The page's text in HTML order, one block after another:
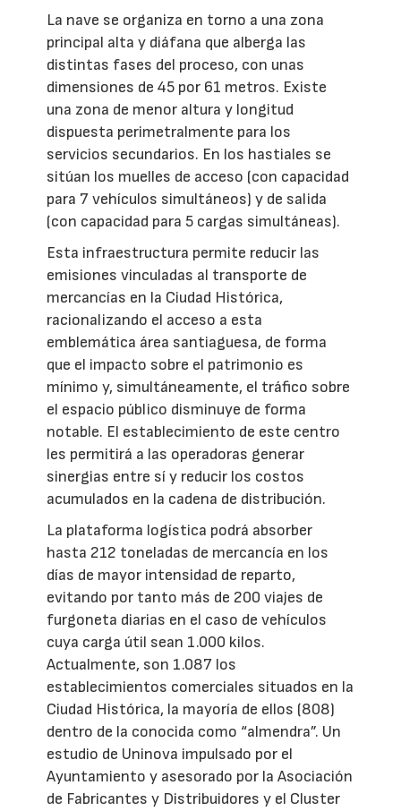
La nave se organiza en torno a una zona
principal alta y diáfana que alberga las
distintas fases del proceso, con unas
dimensiones de 45 por 61 metros. Existe
una zona de menor altura y longitud
dispuesta perimetralmente para los
servicios secundarios. En los hastiales se
sitúan los muelles de acceso (con capacidad
para 7 vehículos simultáneos) y de salida
(con capacidad para 5 cargas simultáneas).
Esta infraestructura permite reducir las
emisiones vinculadas al transporte de
mercancías en la Ciudad Histórica,
racionalizando el acceso a esta
emblemática área santiaguesa, de forma
que el impacto sobre el patrimonio es
mínimo y, simultáneamente, el tráfico sobre
el espacio público disminuye de forma
notable. El establecimiento de este centro
les permitirá a las operadoras generar
sinergias entre sí y reducir los costos
acumulados en la cadena de distribución.
La plataforma logística podrá absorber
hasta 212 toneladas de mercancía en los
días de mayor intensidad de reparto,
evitando por tanto más de 200 viajes de
furgoneta diarias en el caso de vehículos
cuya carga útil sean 1.000 kilos.
Actualmente, son 1.087 los
establecimientos comerciales situados en la
Ciudad Histórica, la mayoría de ellos (808)
dentro de la conocida como “almendra”. Un
estudio de Uninova impulsado por el
Ayuntamiento y asesorado por la Asociación
de Fabricantes y Distribuidores y el Cluster